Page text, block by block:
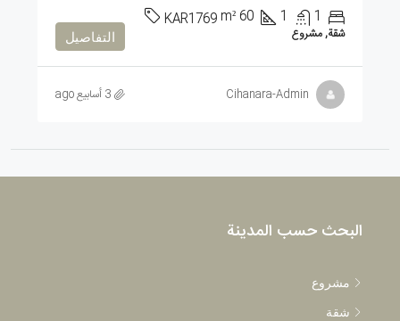
1
1
60
m²
KAR1769
شقة, مشروع التفاصيل
Cihanara-Admin 3 أسابيع ago
البحث حسب المدينة
مشروع
شقة